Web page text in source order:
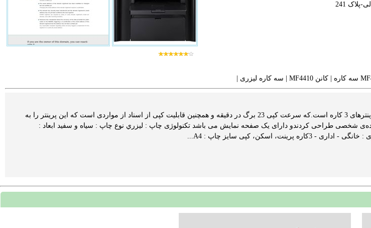
241
کانن MF4410 | سه کاره لیزری
مشخصات کلی کالا این پرینتر cano4410 از سری پرینترهای 3 کاره است.که سرعت کپی 23 برگ در دقیقه و همچنین قابلیت کپی از اسناد از مواردی است که این پرینتر را به
شخصی طراحی کردندو دارای یک صفحه نمایش می باشد تکنولوژی چاپ : ليزري نوع چاپ : سياه و سفيد ابعاد :